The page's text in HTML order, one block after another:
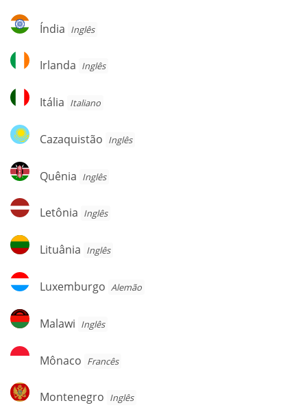
Índia
Índia Inglês
Irlanda
Irlanda Inglês
Itália
Itália Italiano
Cazaquistão
Cazaquistão Inglês
Quênia
Quênia Inglês
Letônia
Letônia Inglês
Lituânia
Lituânia Inglês
Luxemburgo
Luxemburgo Alemão
Malawi
Malawi Inglês
Mônaco
Mônaco Francês
Montenegro
Montenegro Inglês